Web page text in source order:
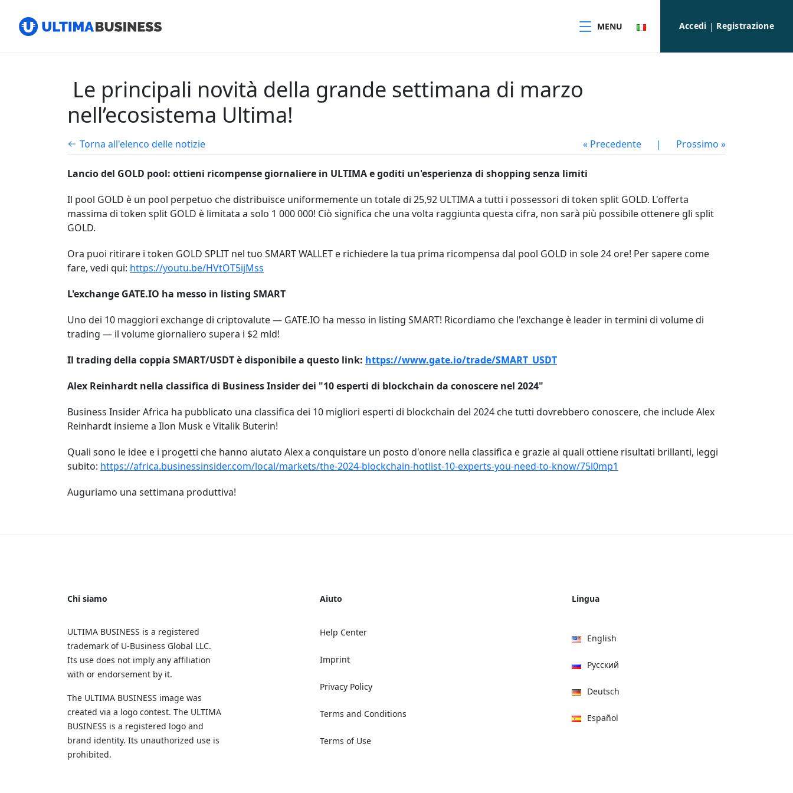
MENU Accedi | Registrazione
Le principali novità della grande settimana di marzo
nell’ecosistema Ultima!
Torna all'elenco delle notizie « Precedente | Prossimo »
Lancio del GOLD pool: ottieni ricompense giornaliere in ULTIMA e goditi un'esperienza di shopping senza limiti
Il pool GOLD è un pool perpetuo che distribuisce uniformemente un totale di 25,92 ULTIMA a tutti i possessori di token split GOLD. L'offerta
massima di token split GOLD è limitata a solo 1 000 000! Ciò significa che una volta raggiunta questa cifra, non sarà più possibile ottenere gli split
GOLD.
Ora puoi ritirare i token GOLD SPLIT nel tuo SMART WALLET e richiedere la tua prima ricompensa dal pool GOLD in sole 24 ore! Per sapere come
fare, vedi qui: https://youtu.be/HVtOT5ijMss
L'exchange GATE.IO ha messo in listing SMART
Uno dei 10 maggiori exchange di criptovalute — GATE.IO ha messo in listing SMART! Ricordiamo che l'exchange è leader in termini di volume di
trading — il volume giornaliero supera i $2 mld!
Il trading della coppia SMART/USDT è disponibile a questo link: https://www.gate.io/trade/SMART_USDT
Alex Reinhardt nella classifica di Business Insider dei "10 esperti di blockchain da conoscere nel 2024"
Business Insider Africa ha pubblicato una classifica dei 10 migliori esperti di blockchain del 2024 che tutti dovrebbero conoscere, che include Alex
Reinhardt insieme a Ilon Musk e Vitalik Buterin!
Quali sono le idee e i progetti che hanno aiutato Alex a conquistare un posto d'onore nella classifica e grazie ai quali ottiene risultati brillanti, leggi
subito: https://africa.businessinsider.com/local/markets/the-2024-blockchain-hotlist-10-experts-you-need-to-know/75l0mp1
Auguriamo una settimana produttiva!
Chi siamo
ULTIMA BUSINESS is a registered
trademark of U‑Business Global LLC.
Its use does not imply any affiliation
with or endorsement by it.
The ULTIMA BUSINESS image was
created via a logo contest. The ULTIMA
BUSINESS is a registered logo and
brand identity. Its unauthorized use is
prohibited.
Aiuto
Help Center
Imprint
Privacy Policy
Terms and Conditions
Terms of Use
Lingua
English
Русский
Deutsch
Español